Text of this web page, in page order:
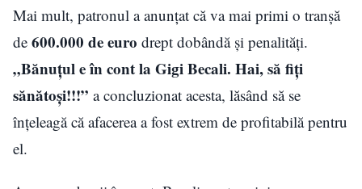
Mai mult, patronul a anunțat că va mai primi o tranșă
de 600.000 de euro drept dobândă și penalități.
„Bănuțul e în cont la Gigi Becali. Hai, să fiți
sănătoși!!!” a concluzionat acesta, lăsând să se
înțeleagă că afacerea a fost extrem de profitabilă pentru
el.